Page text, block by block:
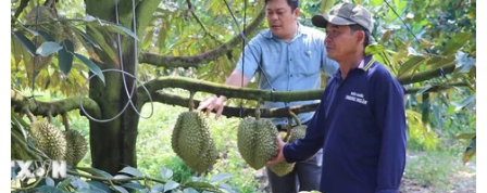
Bão số 8 đã đi vào đất liền tỉnh Quảng
Đông, Trung Quốc
21/10/2016 08:03
Chiều 21/10, bão số 8 đã đi vào đất liền phía Nam tỉnh
Quảng Đông, Trung Quốc, do ảnh hưởng của hoàn lưu